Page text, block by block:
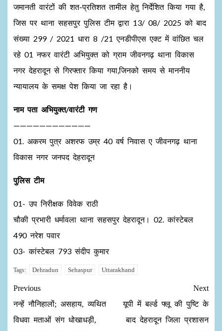
जमानती वारंटों की शत-प्रतिशत तामील हेतु निर्देशित किया गया है,
जिस पर थाना सहसपुर पुलिस टीम द्वारा 13/ 08/ 2025 को बाद
संख्या 299 / 2021 धारा 8 /21 एनडीपीएस एक्ट में वांछित चल
रहे 01 नफर वारंटी अभियुक्त को ग्राम जीवनगढ़ थाना विकास
नगर देहरादून से गिरफ्तार किया गया,जिनको समय से माननीय
न्यायालय के समक्ष पेश किया जा रहा है।
नाम पता अभियुक्त/वारंटी गण
————————————
01. अकरम पुत्र अशरफ उम्र 40 वर्ष निवास ए जीवनगढ़ थाना
विकास नगर जनपद देहरादून
पुलिस टीम
01- उप निरीक्षक विवेक राठी
चौकी प्रभारी धर्मावला थाना सहसपुर देहरादून। 02. कांस्टेबल
490 नरेश पवार
03- कांस्टेबल 793 संदीप कुमार
Tags: Dehradun Sehaspur Uttarakhand
Previous
नन्हें नौनिहालों; असहाय, व्यथित
विधवा मताओं संग धोखाधड़ी,
Next
यूपी में बर्ल्ड फ्लू की पुष्टि के
बाद देहरादून जिला प्रशासन